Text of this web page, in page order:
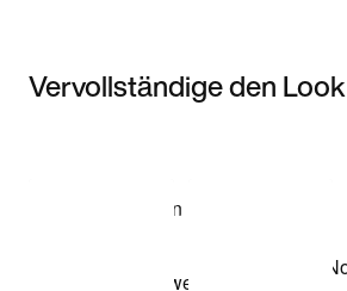
Vervollständige den Look
Modell anzeigen